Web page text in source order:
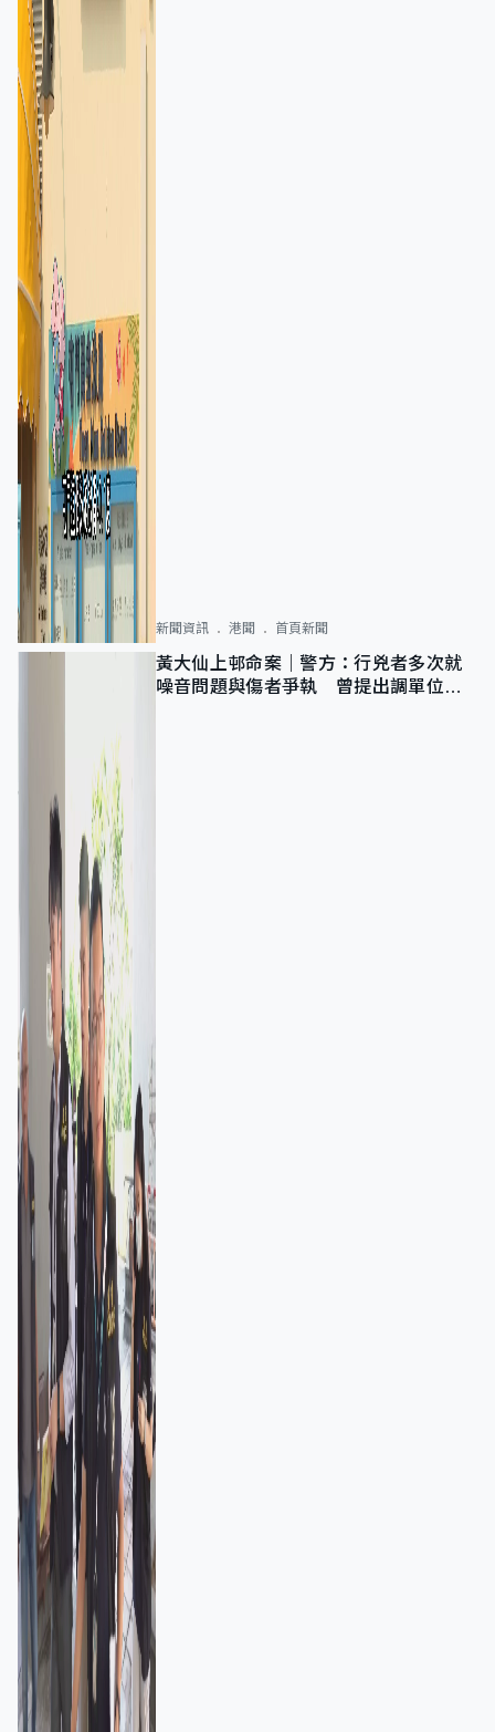
新聞資訊 港聞 首頁新聞
黃大仙上邨命案｜警方：行兇者多次就
噪音問題與傷者爭執 曾提出調單位已